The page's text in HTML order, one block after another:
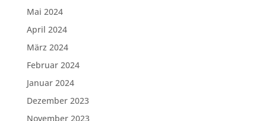
Mai 2024
April 2024
März 2024
Februar 2024
Januar 2024
Dezember 2023
November 2023